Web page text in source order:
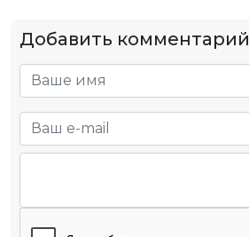
Добавить комментарий